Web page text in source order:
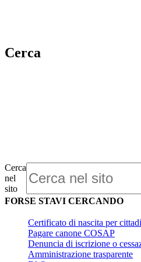
Cerca
Cerca
nel
sito
FORSE STAVI CERCANDO
Certificato di nascita per
Pagare canone COSAP
Denuncia di iscrizione o
Amministrazione trasparente